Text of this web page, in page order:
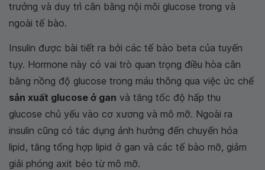
trưởng và duy trì cân bằng nội môi glucose trong và
ngoài tế bào.
Insulin được bài tiết ra bởi các tế bào beta của tuyến
tụy. Hormone này có vai trò quan trọng điều hòa cân
bằng nồng độ glucose trong máu thông qua việc ức chế
sản xuất glucose ở gan và tăng tốc độ hấp thu
glucose chủ yếu vào cơ xương và mô mỡ. Ngoài ra
insulin cũng có tác dụng ảnh hưởng đến chuyển hóa
lipid, tăng tổng hợp lipid ở gan và các tế bào mỡ, giảm
giải phóng axit béo từ mô mỡ.